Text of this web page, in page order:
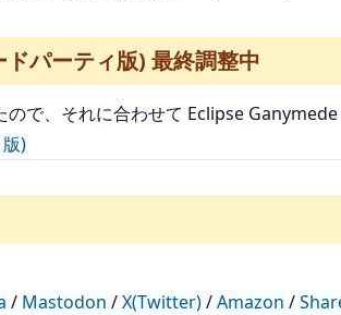
パーティ版) 最終調整中
で、それに合わせて Eclipse Ganymede
)
/ Mastodon /X(Twitter)/Amazon /